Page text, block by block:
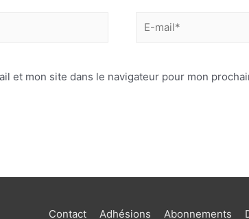
et mon site dans le navigateur pour mon
Contact Adhésions Abonnements